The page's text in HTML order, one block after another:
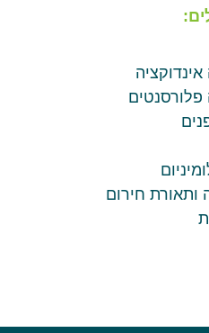
אינדוקציה
פלורסנטים
ותאורת חירום